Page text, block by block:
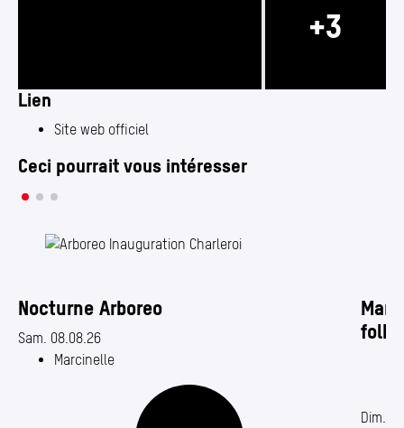
Photo 1/6
Lien
Site web officiel
Ceci pourrait vous intéresser
Nocturne Arboreo
Date de début : 08.08.2026
Sam. 08.08.26
Marcinelle
Dim.